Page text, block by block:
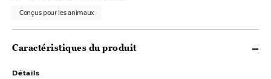
Conçus pour les animaux
Caractéristiques du produit
Détails